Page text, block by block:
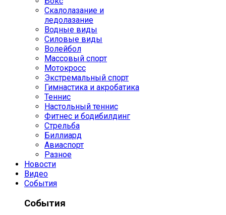
Скалолазание и
ледолазание
Водные виды
Силовые виды
Волейбол
Массовый спорт
Мотокросс
Экстремальный спорт
Гимнастика и акробатика
Теннис
Настольный теннис
Фитнес и бодибилдинг
Стрельба
Биллиард
Авиаспорт
Разное
Новости
Видео
События
События